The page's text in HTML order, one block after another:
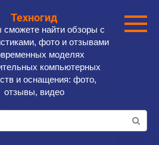
Техногид
сможете найти обзоры с
фото и отзывами
моделях
компьютерных
и оснащения: фото,
отзывы, видео